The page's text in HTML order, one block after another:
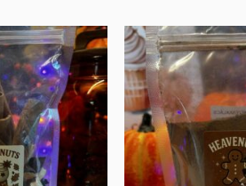
Kedvencekhez